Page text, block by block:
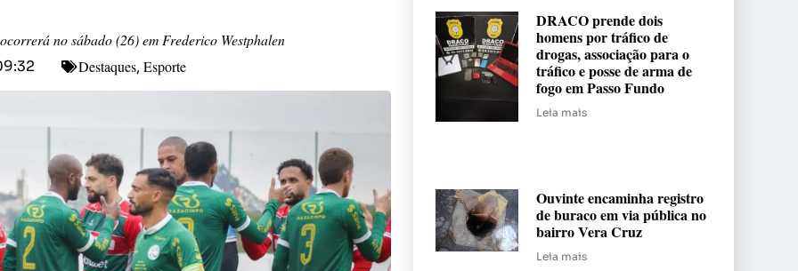
no sábado (26) em Frederico Westphalen
Destaques, Esporte
DRACO prende dois
homens por tráfico de
drogas, associação para o
tráfico e posse de arma de
fogo em Passo Fundo
Leia mais
Ouvinte encaminha registro
de buraco em via pública no
bairro Vera Cruz
Leia mais